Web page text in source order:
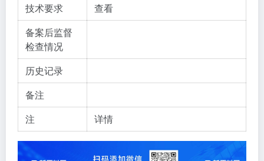
技术要求
查看
备案后监督
检查情况
历史记录
备注
注
详情